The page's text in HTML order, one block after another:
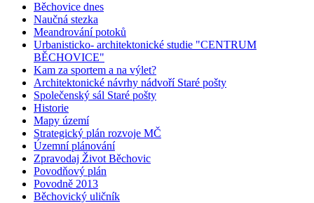
Běchovice dnes
Naučná stezka
Meandrování potoků
Urbanisticko- architektonické studie "CENTRUM
BĚCHOVICE"
Kam za sportem a na výlet?
Architektonické návrhy nádvoří Staré pošty
Společenský sál Staré pošty
Historie
Mapy území
Strategický plán rozvoje MČ
Územní plánování
Zpravodaj Život Běchovic
Povodňový plán
Povodně 2013
Běchovický uličník